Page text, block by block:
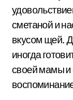
сметаной и
вкусом щей.
иногда
своей мамы и